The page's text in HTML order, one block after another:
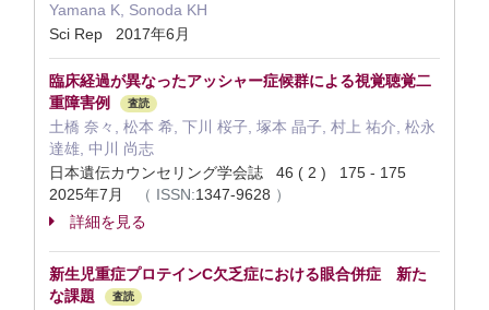
Yamana K, Sonoda KH
Sci Rep 2017年6月
臨床経過が異なったアッシャー症候群による視覚聴覚二
重障害例
査読
土橋 奈々, 松本 希, 下川 桜子, 塚本 晶子, 村上 祐介, 松永
達雄, 中川 尚志
日本遺伝カウンセリング学会誌 46 ( 2 ) 175 - 175
2025年7月
（ ISSN:1347-9628 ）
詳細を見る
新生児重症プロテインC欠乏症における眼合併症 新た
な課題
査読